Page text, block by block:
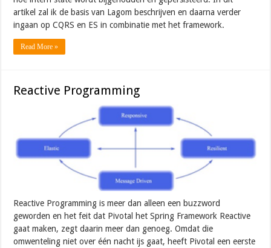
artikel zal ik de basis van Lagom beschrijven en daarna verder
ingaan op CQRS en ES in combinatie met het framework.
Read More »
Reactive Programming
Reactive Programming is meer dan alleen een buzzword
geworden en het feit dat Pivotal het Spring Framework Reactive
gaat maken, zegt daarin meer dan genoeg. Omdat die
omwenteling niet over één nacht ijs gaat, heeft Pivotal een eerste